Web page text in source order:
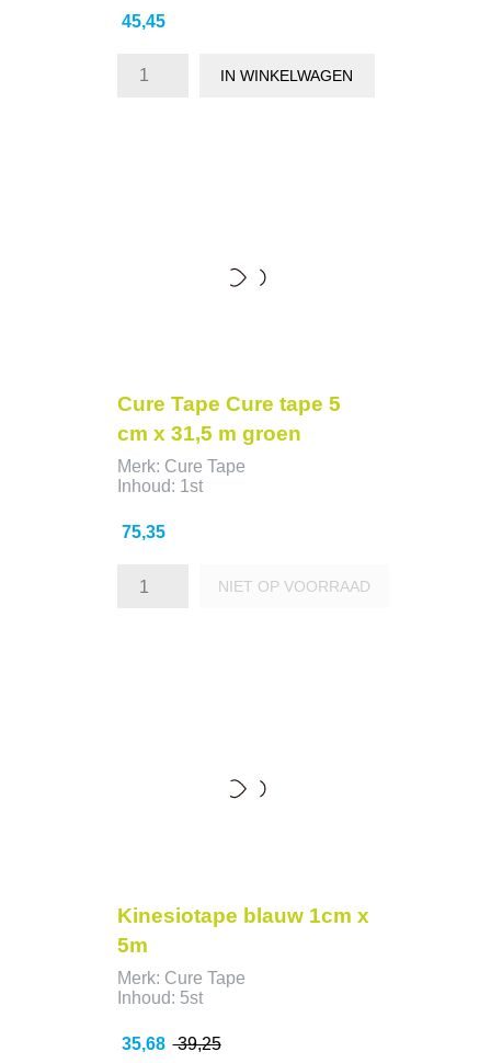
Prijs
45,45
IN WINKELWAGEN
Cure Tape Cure tape 5
cm x 31,5 m groen
Merk: Cure Tape
Inhoud: 1st
Prijs
75,35
NIET OP VOORRAAD
Kinesiotape blauw 1cm x
5m
Merk: Cure Tape
Inhoud: 5st
Prijs
35,68 Normale
39,25